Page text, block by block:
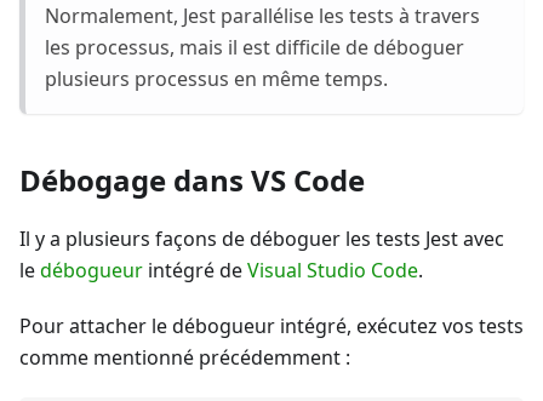
Normalement, Jest parallélise les tests à travers
les processus, mais il est difficile de déboguer
plusieurs processus en même temps.
Débogage dans VS Code
Il y a plusieurs façons de déboguer les tests Jest avec
ledébogueur intégré deVisual Studio Code.
Pour attacher le débogueur intégré, exécutez vos tests
comme mentionné précédemment :